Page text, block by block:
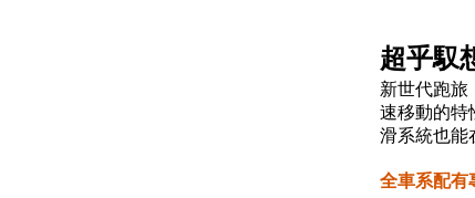
超乎馭
新世代跑旅
速移動的特
滑系統也能
全車系配有